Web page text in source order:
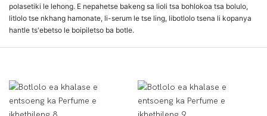
polasetiki le lehong. E nepahetse bakeng sa lioli tsa bohlokoa tsa bolulo,
litlolo tse nkhang hamonate, li-serum le tse ling, libotlolo tsena li kopanya
hantle ts'ebetso le boipiletso ba botle.